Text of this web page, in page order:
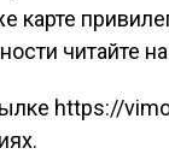
карте
читайте
https://